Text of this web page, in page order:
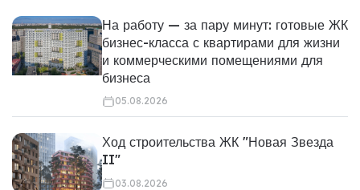
На работу — за пару минут: готовые ЖК
бизнес-класса с квартирами для жизни
и коммерческими помещениями для
бизнеса
05.08.2026
Ход строительства ЖК "Новая Звезда
II"
03.08.2026